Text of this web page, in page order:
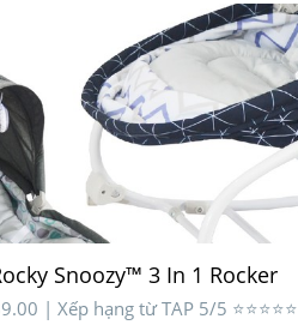
Snoozy™ 3 In 1 Rocker
| Xếp hạng từ TAP 5/5 ⭐⭐⭐⭐⭐